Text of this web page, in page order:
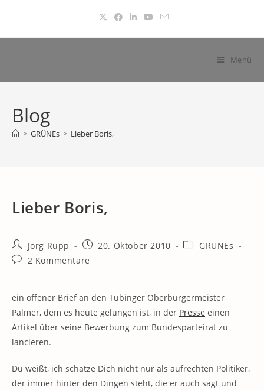
springen
Menü
Blog
> GRÜNEs > Lieber Boris,
Lieber Boris,
Beitrags-
Autor:
Jörg Rupp
Beitrag20. Oktober 2010
Beitrags-
GRÜNEs
Beitrags-
2 Kommentare
ein offener Brief an den Tübinger Oberbürgermeister
Palmer, dem es heute gelungen ist, in der Presse einen
Artikel über seine Bewerbung zum Bundesparteirat zu
lancieren.
Du weißt, ich schätze Dich nicht nur als aufrechten Politiker,
der immer hinter den Dingen steht, die er auch sagt und